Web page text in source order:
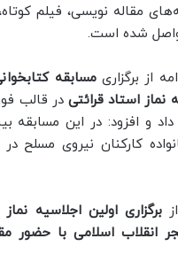
مقاله نویسی، فیلم
واصل شده است.
از برگزاریمسابقه
استاد قرائتی در قالب
کارکنان نیروی مسلح
برگزاری اولین اجلاسیه
انقلاب اسلامی با حضور